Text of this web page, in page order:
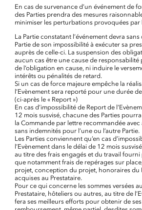
En cas de survenance d’un événement de
des Parties prendra des mesures
minimiser les perturbations provoquées par
La Partie constatant l’événement devra
Partie de son impossibilité à exécuter sa
auprès de celle-ci. La suspension des
aucun cas être une cause de
de l’obligation en cause, ni induire le
intérêts ou pénalités de retard.
Si un cas de force majeure empêche la
l’Evènement sera reporté pour une durée
(ci-après le « Report »)
En cas d’impossibilité de Report de
12 mois susvisé, chacune des Parties
la Commande par lettre recommandée
sans indemnités pour l’une ou l’autre Partie.
Les Parties conviennent qu’en cas
l’Evènement dans le délai de 12 mois
au titre des frais engagés et du travail fourni
que notamment frais de repérages sur
projet, conception du projet, honoraires du
acquises au Prestataire.
Pour ce qui concerne les sommes versées
Prestataire, hôteliers ou autres, au titre de
fera ses meilleurs efforts pour obtenir de